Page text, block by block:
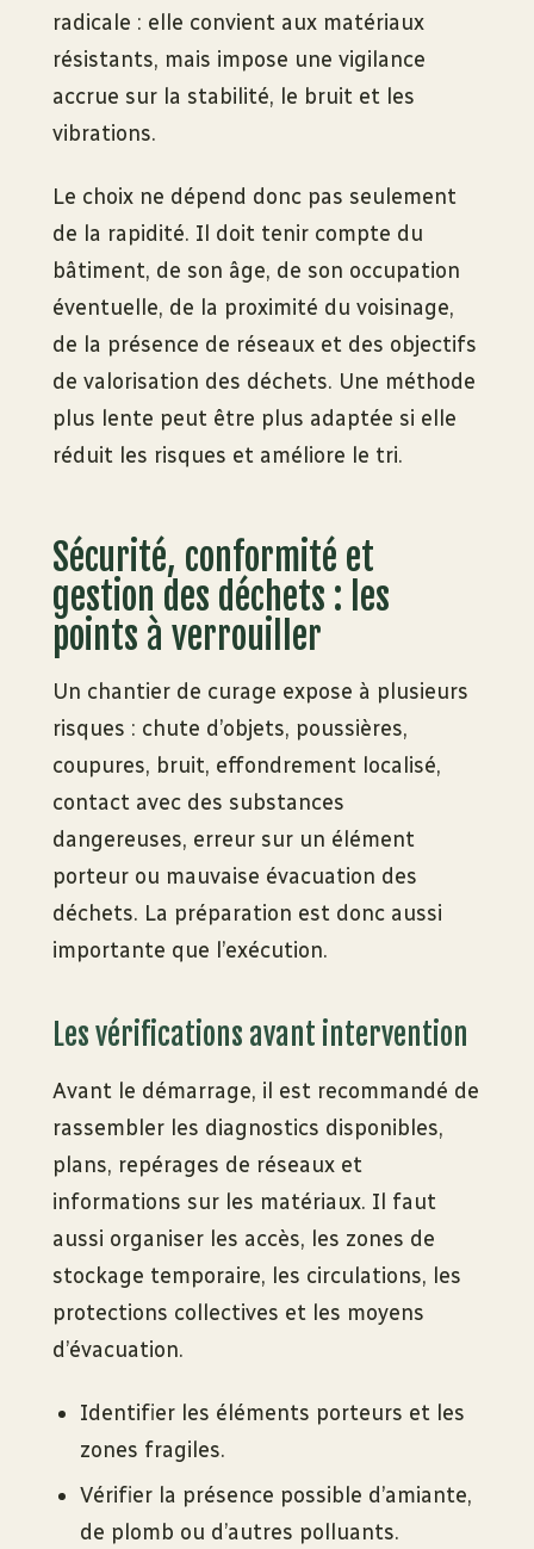
radicale : elle convient aux matériaux
résistants, mais impose une vigilance
accrue sur la stabilité, le bruit et les
vibrations.
Le choix ne dépend donc pas seulement
de la rapidité. Il doit tenir compte du
bâtiment, de son âge, de son occupation
éventuelle, de la proximité du voisinage,
de la présence de réseaux et des objectifs
de valorisation des déchets. Une méthode
plus lente peut être plus adaptée si elle
réduit les risques et améliore le tri.
Sécurité, conformité et
gestion des déchets : les
points à verrouiller
Un chantier de curage expose à plusieurs
risques : chute d’objets, poussières,
coupures, bruit, effondrement localisé,
contact avec des substances
dangereuses, erreur sur un élément
porteur ou mauvaise évacuation des
déchets. La préparation est donc aussi
importante que l’exécution.
Les vérifications avant intervention
Avant le démarrage, il est recommandé de
rassembler les diagnostics disponibles,
plans, repérages de réseaux et
informations sur les matériaux. Il faut
aussi organiser les accès, les zones de
stockage temporaire, les circulations, les
protections collectives et les moyens
d’évacuation.
Identifier les éléments porteurs et les
zones fragiles.
Vérifier la présence possible d’amiante,
de plomb ou d’autres polluants.